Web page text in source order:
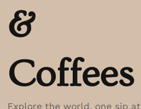
&
Coffees
Explore the world, one sip at